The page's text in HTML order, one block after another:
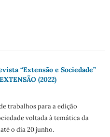
“Extensão e Sociedade”
(2022)
trabalhos para a edição
voltada à temática da
o dia 20 junho.